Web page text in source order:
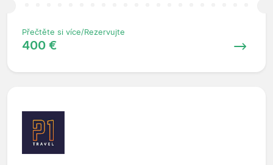
Přečtěte si více/Rezervujte
400 €